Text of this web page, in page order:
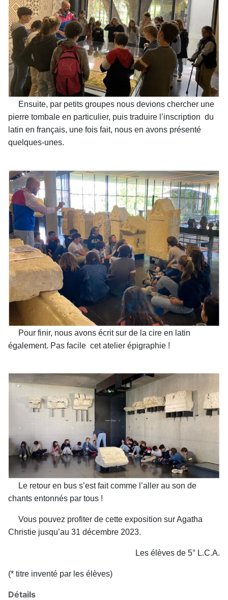
Ensuite, par petits groupes nous devions chercher une
pierre tombale en particulier, puis traduire l’inscription du
latin en français, une fois fait, nous en avons présenté
quelques-unes.
Pour finir, nous avons écrit sur de la cire en latin
également. Pas facile cet atelier épigraphie !
Le retour en bus s’est fait comme l’aller au son de
chants entonnés par tous !
Vous pouvez profiter de cette exposition sur Agatha
Christie jusqu’au 31 décembre 2023.
Les élèves de 5° L.C.A.
(* titre inventé par les élèves)
Détails